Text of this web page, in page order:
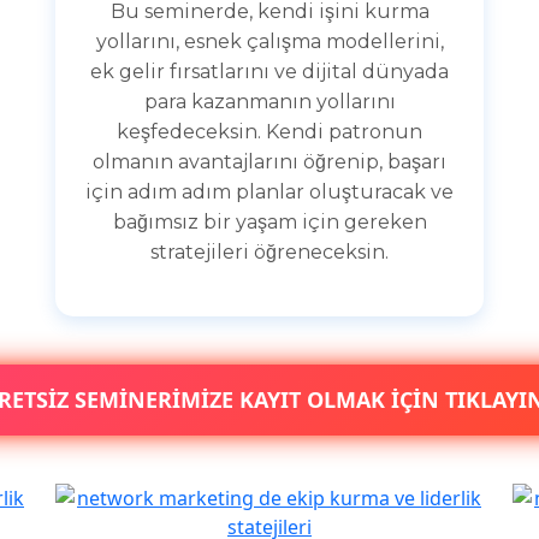
Bu seminerde, kendi işini kurma
yollarını, esnek çalışma modellerini,
ek gelir fırsatlarını ve dijital dünyada
para kazanmanın yollarını
keşfedeceksin. Kendi patronun
olmanın avantajlarını öğrenip, başarı
için adım adım planlar oluşturacak ve
bağımsız bir yaşam için gereken
stratejileri öğreneceksin.
SEMİNERİMİZE KAYIT OLMAK İÇİN